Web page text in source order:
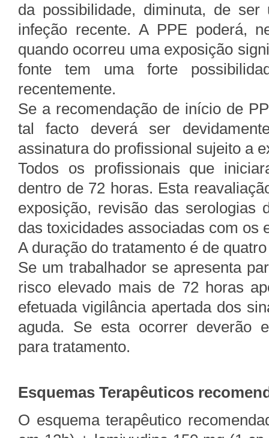
da possibilidade, diminuta, de
infeção recente. A PPE poderá,
quando ocorreu uma exposição
fonte tem uma forte
recentemente.
Se a recomendação de início de
tal facto deverá ser
assinatura do profissional sujeito a
Todos os profissionais que
dentro de 72 horas. Esta
exposição, revisão das serologias
das toxicidades associadas com os
A duração do tratamento é de
Se um trabalhador se apresenta
risco elevado mais de 72 horas
efetuada vigilância apertada dos
aguda. Se esta ocorrer deverão
para tratamento.
Esquemas Terapêuticos
O esquema terapêutico